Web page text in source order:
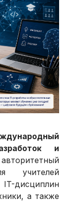
и
учителей
дисциплин
а также